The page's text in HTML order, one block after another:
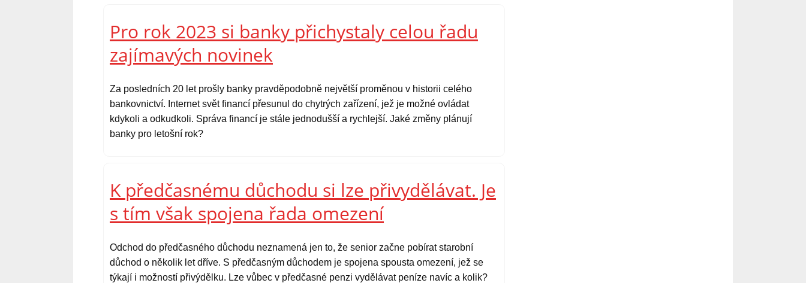
Pro rok 2023 si banky přichystaly celou řadu
zajímavých novinek
Za posledních 20 let prošly banky pravděpodobně největší proměnou v historii celého
bankovnictví. Internet svět financí přesunul do chytrých zařízení, jež je možné ovládat
kdykoli a odkudkoli. Správa financí je stále jednodušší a rychlejší. Jaké změny plánují
banky pro letošní rok?
K předčasnému důchodu si lze přivydělávat. Je
s tím však spojena řada omezení
Odchod do předčasného důchodu neznamená jen to, že senior začne pobírat starobní
důchod o několik let dříve. S předčasným důchodem je spojena spousta omezení, jež se
týkají i možností přivýdělku. Lze vůbec v předčasné penzi vydělávat peníze navíc a kolik?